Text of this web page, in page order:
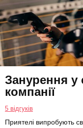
Занурення у
компанії
5 відгуків
Приятелі випробують